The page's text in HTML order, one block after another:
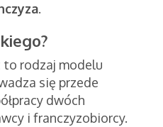
.
to rodzaj modelu
się przede
dwóch
i franczyzobiorcy.